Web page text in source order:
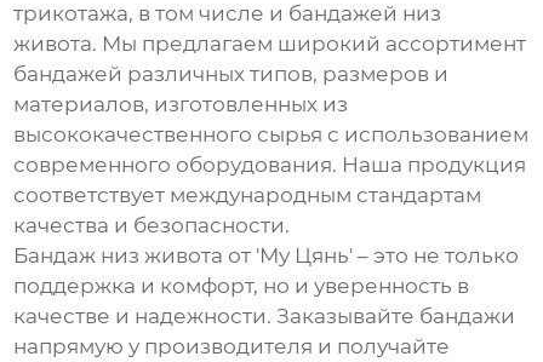
трикотажа, в том числе и бандажей низ
живота. Мы предлагаем широкий ассортимент
бандажей различных типов, размеров и
материалов, изготовленных из
высококачественного сырья с использованием
современного оборудования. Наша продукция
соответствует международным стандартам
качества и безопасности.
Бандаж низ живота от 'Му Цянь' – это не только
поддержка и комфорт, но и уверенность в
качестве и надежности. Заказывайте бандажи
напрямую у производителя и получайте